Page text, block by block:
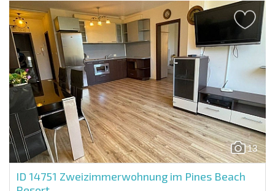
13
ID 14751 Zweizimmerwohnung im Pines Beach